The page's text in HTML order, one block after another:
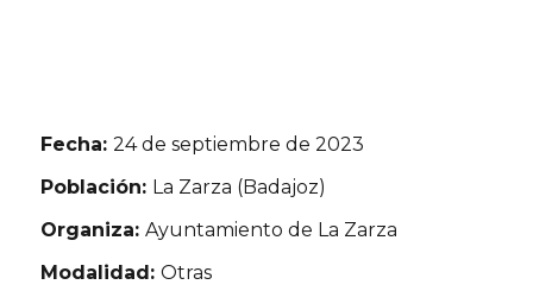
Fecha:24 de septiembre de 2023
Población: La Zarza (Badajoz)
Organiza:Ayuntamiento de La Zarza
Modalidad:Otras